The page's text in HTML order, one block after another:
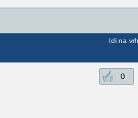
Idi na vrh
0